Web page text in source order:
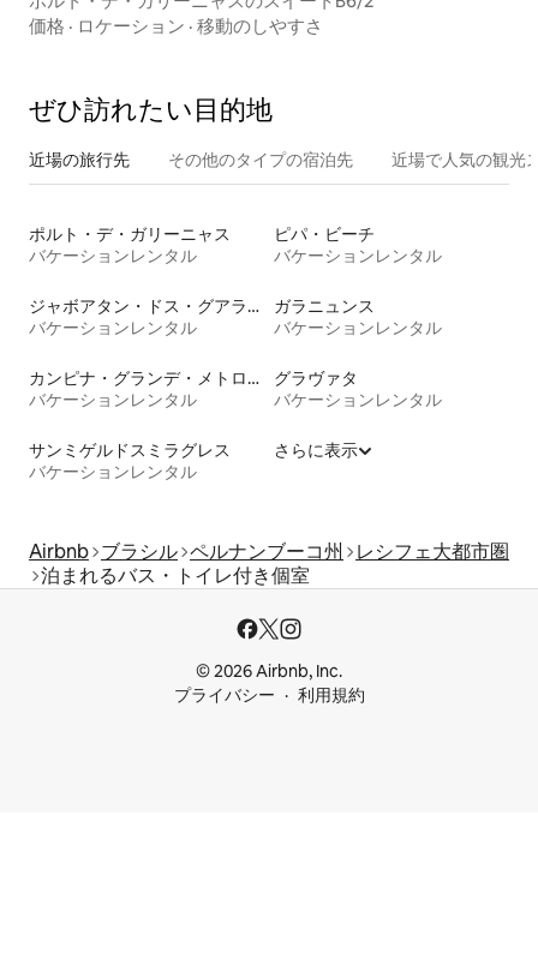
価格 · ロケーション · 移動のしやすさ
ぜひ訪⁠れ⁠た⁠い目⁠的⁠地
近場の旅行先 その他のタ⁠イ⁠プ⁠の宿⁠泊⁠先 近場で人気の観光
ポルト・デ・ガリーニャス
バケーションレンタル
ピパ・ビーチ
バケーションレンタル
ジャボアタン・ドス・グアララペス
バケーションレンタル
ガラニュンス
バケーションレンタル
カンピナ・グランデ・メトロポリタンリージョン
バケーションレンタル
グラヴァタ
バケーションレンタル
サンミゲルドスミラグレス
バケーションレンタル
さらに表示
Airbnb ブラシル ペルナンブーコ州
レシフェ大都市圏
泊まれるバス・トイレ付き個室
© 2026 Airbnb, Inc.
プライバシー
利用規約